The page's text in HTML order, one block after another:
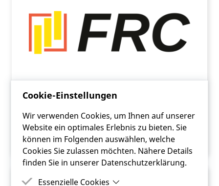
Cookie-Einstellungen
Wir verwenden Cookies, um Ihnen auf unserer
Website ein optimales Erlebnis zu bieten. Sie
können im Folgenden auswählen, welche
Cookies Sie zulassen möchten. Nähere Details
finden Sie in unserer Datenschutzerklärung.
Essenzielle Cookies
CRM / Kundensupport
ARTIKEL LESEN